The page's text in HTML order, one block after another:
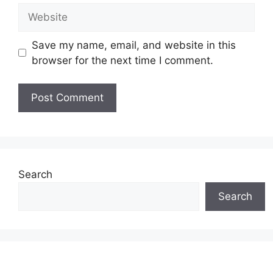
Save my name, email, and website in this
browser for the next time I comment.
Search
Search